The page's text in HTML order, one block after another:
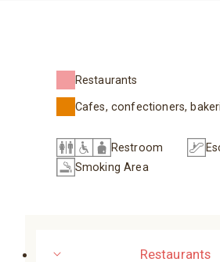
Restaurants
Cafes, confectioners,
Restroom
Smoking Area
Restaurants